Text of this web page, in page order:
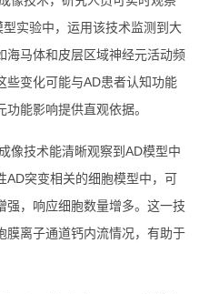
实验中，运用该技术监测到大
海马体和皮层区域神经元活动频
些变化可能与AD患者认知功能
能影响提供直观依据。
像技术能清晰观察到AD模型中
AD突变相关的细胞模型中，可
强，响应细胞数量增多。这一技
膜离子通道钙内流情况，有助于